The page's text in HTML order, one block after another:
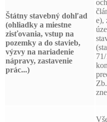
Štátny stavebný dohľad
(ohliadky a miestne
zisťovania, vstup na
pozemky a do stavieb,
výzvy na nariadenie
nápravy, zastavenie
prác...)
e),